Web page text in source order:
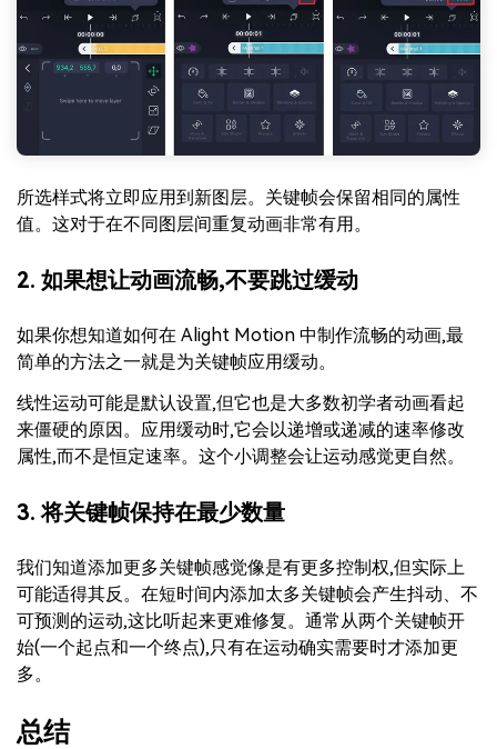
所选样式将立即应用到新图层。关键帧会保留相同的属性
值。这对于在不同图层间重复动画非常有用。
2. 如果想让动画流畅,不要跳过缓动
如果你想知道如何在 Alight Motion 中制作流畅的动画,最
简单的方法之一就是为关键帧应用缓动。
线性运动可能是默认设置,但它也是大多数初学者动画看起
来僵硬的原因。应用缓动时,它会以递增或递减的速率修改
属性,而不是恒定速率。这个小调整会让运动感觉更自然。
3. 将关键帧保持在最少数量
我们知道添加更多关键帧感觉像是有更多控制权,但实际上
可能适得其反。在短时间内添加太多关键帧会产生抖动、不
可预测的运动,这比听起来更难修复。通常从两个关键帧开
始(一个起点和一个终点),只有在运动确实需要时才添加更
多。
总结